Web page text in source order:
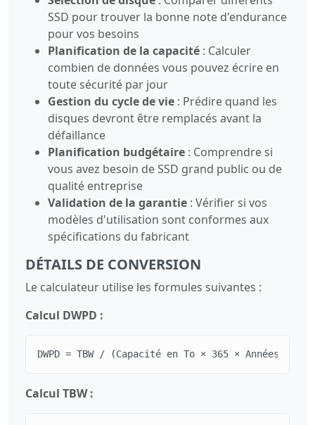
SSD pour trouver la bonne note d'endurance
pour vos besoins
Planification de la capacité : Calculer
combien de données vous pouvez écrire en
toute sécurité par jour
Gestion du cycle de vie : Prédire quand les
disques devront être remplacés avant la
défaillance
Planification budgétaire : Comprendre si
vous avez besoin de SSD grand public ou de
qualité entreprise
Validation de la garantie : Vérifier si vos
modèles d'utilisation sont conformes aux
spécifications du fabricant
DÉTAILS DE CONVERSION
Le calculateur utilise les formules suivantes :
Calcul DWPD :
DWPD = TBW / (Capacité en To × 365 × Années de
Calcul TBW :